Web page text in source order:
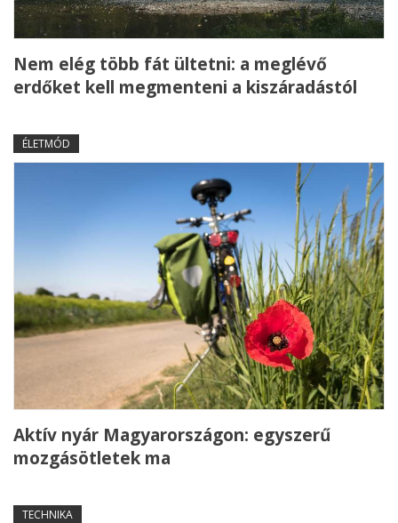
Nem elég több fát ültetni: a meglévő
erdőket kell megmenteni a kiszáradástól
ÉLETMÓD
Aktív nyár Magyarországon: egyszerű
mozgásötletek ma
TECHNIKA